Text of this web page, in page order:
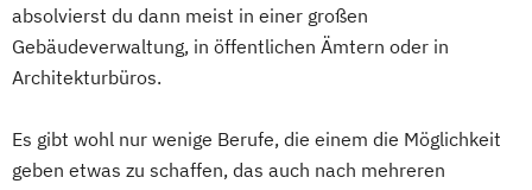
absolvierst du dann meist in einer großen
Gebäudeverwaltung, in öffentlichen Ämtern oder in
Architekturbüros.
Es gibt wohl nur wenige Berufe, die einem die Möglichkeit
geben etwas zu schaffen, das auch nach mehreren